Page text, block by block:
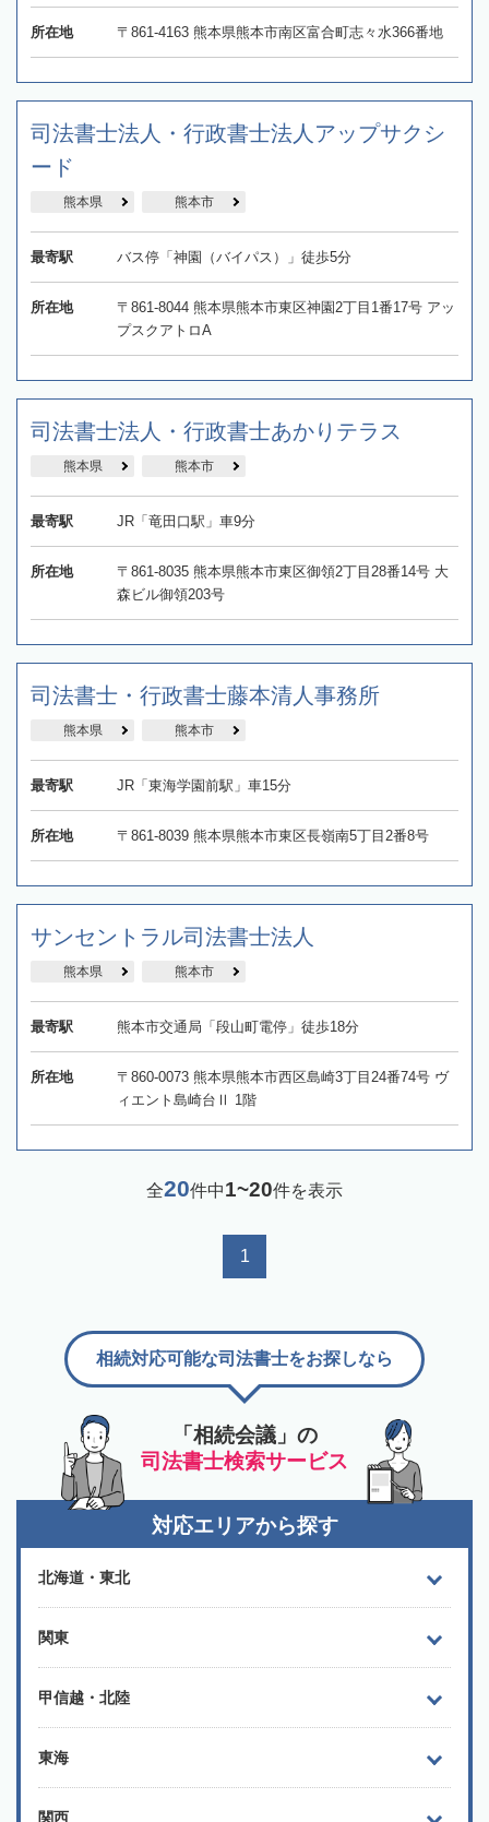
所在地 〒861-4163 熊本県熊本市南区富合町志々水366番地
司法書士法人・行政書士法人アップサクシ
ード
熊本県 熊本市
最寄駅 バス停「神園（バイパス）」徒歩5分
所在地
〒861-8044 熊本県熊本市東区神園2丁目1番17号 アッ
プスクアトロA
司法書士法人・行政書士あかりテラス
熊本県 熊本市
最寄駅 JR「竜田口駅」車9分
所在地
〒861-8035 熊本県熊本市東区御領2丁目28番14号 大
森ビル御領203号
司法書士・行政書士藤本清人事務所
熊本県 熊本市
最寄駅 JR「東海学園前駅」車15分
所在地 〒861-8039 熊本県熊本市東区長嶺南5丁目2番8号
サンセントラル司法書士法人
熊本県 熊本市
最寄駅 熊本市交通局「段山町電停」徒歩18分
所在地
〒860-0073 熊本県熊本市西区島崎3丁目24番74号 ヴ
ィエント島崎台Ⅱ 1階
全20件中1~20件を表示
1
「相続会議」の
司法書士検索サービス
相続対応可能な司法書士をお探しなら
対応エリアから探す
北海道・東北
関東
甲信越・北陸
東海
関西